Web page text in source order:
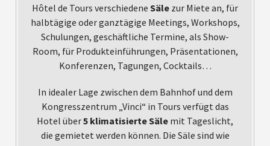
Hôtel de Tours verschiedene Säle zur Miete an, für
halbtägige oder ganztägige Meetings, Workshops,
Schulungen, geschäftliche Termine, als Show-
Room, für Produkteinführungen, Präsentationen,
Konferenzen, Tagungen, Cocktails…
In idealer Lage zwischen dem Bahnhof und dem
Kongresszentrum „Vinci“ in Tours verfügt das
Hotel über5 klimatisierte Säle mit Tageslicht,
die gemietet werden können. Die Säle sind wie